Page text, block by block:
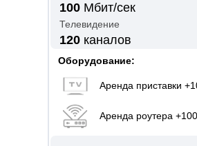
Телевидение
100 Мбит/сек
120 каналов
Аренда приставки
Аренда роутера
Оборудование: